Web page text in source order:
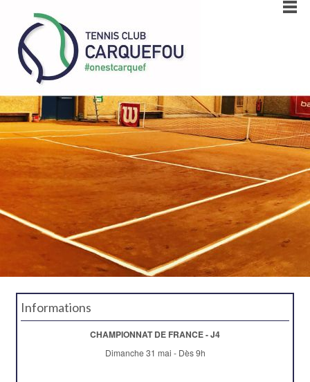
Informations
CHAMPIONNAT DE FRANCE - J4
Dimanche 31 mai - Dès 9h